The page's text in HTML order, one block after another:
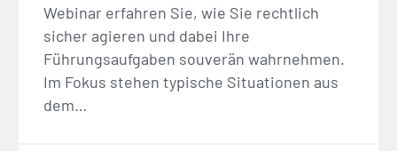
Webinar erfahren Sie, wie Sie rechtlich
sicher agieren und dabei Ihre
Führungsaufgaben souverän wahrnehmen.
Im Fokus stehen typische Situationen aus
dem…